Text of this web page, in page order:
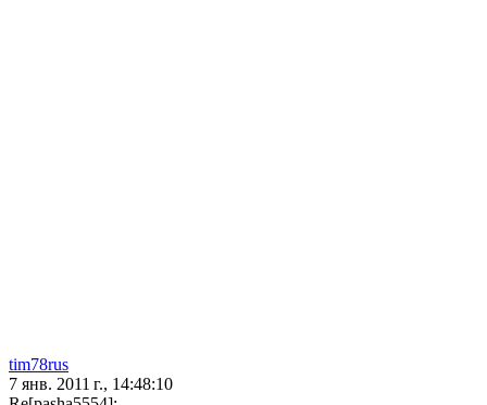
tim78rus
7 янв. 2011 г., 14:48:10